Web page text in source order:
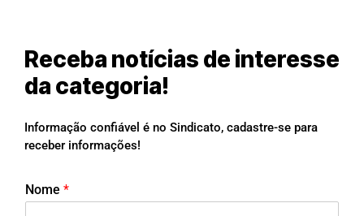
Receba notícias de interesse
da categoria!
Informação confiável é no Sindicato, cadastre-se para
receber informações!
Nome *